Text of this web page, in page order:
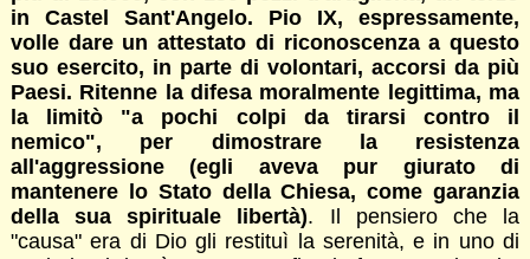
in Castel Sant'Angelo. Pio IX, espressamente,
volle dare un attestato di riconoscenza a questo
suo esercito, in parte di volontari, accorsi da più
Paesi. Ritenne la difesa moralmente legittima, ma
la limitò "a pochi colpi da tirarsi contro il
nemico", per dimostrare la resistenza
all'aggressione (egli aveva pur giurato di
mantenere lo Stato della Chiesa, come garanzia
della sua spirituale libertà). Il pensiero che la
"causa" era di Dio gli restituì la serenità, e in uno di